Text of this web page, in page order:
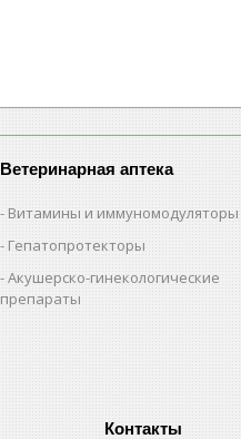
Ветеринарная аптека
Витамины и иммуномодуляторы
Гепатопротекторы
Акушерско-гинекологические
препараты